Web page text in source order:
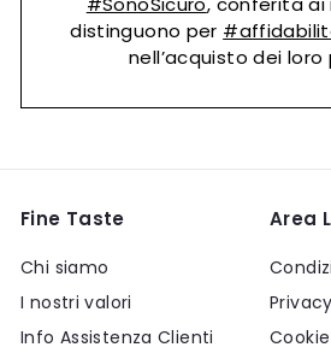
distinguono per
nell’acquisto dei
Fine Taste
Chi siamo
I nostri valori
Info Assistenza Clienti
Area